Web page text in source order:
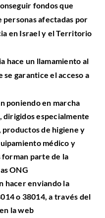
fondos que
personas afectadas por
en Israel y el Territorio
hace un llamamiento al
se garantice el acceso a
poniendo en marcha
dirigidos especialmente
de higiene y
médico y
forman parte de la
ONG
hacer enviando la
o 38014, a través del
la web